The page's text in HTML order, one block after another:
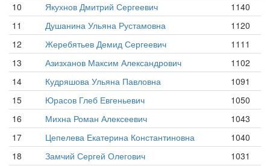
10
Якухнов Дмитрий Сергеевич
1140
11
Душанина Ульяна Рустамовна
1120
12
Жеребятьев Демид Сергеевич
1111
13
Азизханов Максим Александрович
1102
14
Кудряшова Ульяна Павловна
1091
15
Юрасов Глеб Евгеньевич
1050
16
Михна Роман Алексеевич
1043
17
Цепелева Екатерина Константиновна
1040
18
Замчий Сергей Олегович
1031